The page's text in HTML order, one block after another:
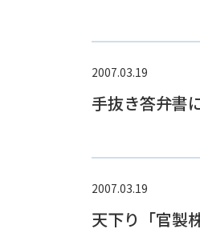
2007.03.19
手抜き答弁書
2007.03.19
天下り「官製